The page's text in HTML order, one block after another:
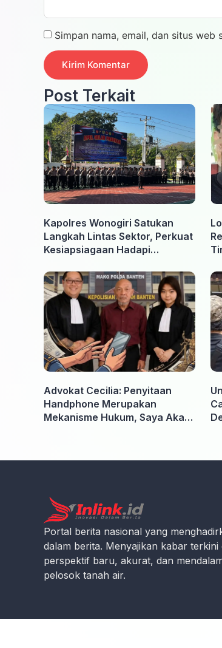
Simpan nama, email, dan situs
Post Terkait
Kapolres Wonogiri Satukan
Langkah Lintas Sektor, Perkuat
Kesiapsiagaan Hadapi
Advokat Cecilia: Penyitaan
Handphone Merupakan
Mekanisme Hukum, Saya Akan
Portal berita nasional yang
dalam berita. Menyajikan kabar terkini
perspektif baru, akurat, dan
pelosok tanah air.